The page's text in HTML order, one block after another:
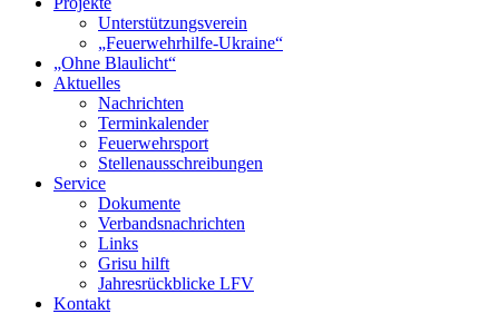
Unterstützungsverein
„Feuerwehrhilfe-Ukraine“
„Ohne Blaulicht“
Aktuelles
Nachrichten
Terminkalender
Feuerwehrsport
Stellenausschreibungen
Service
Dokumente
Verbandsnachrichten
Links
Grisu hilft
Jahresrückblicke LFV
Kontakt